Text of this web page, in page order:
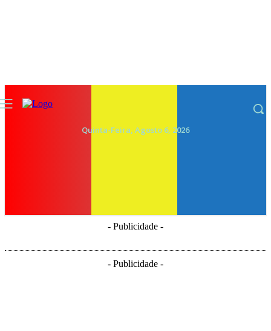
Quinta-Feira, Agosto 6, 2026
- Publicidade -
- Publicidade -